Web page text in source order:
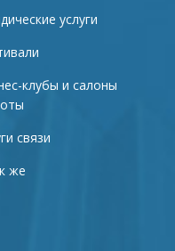
услуги
клубы и салоны
связи
же